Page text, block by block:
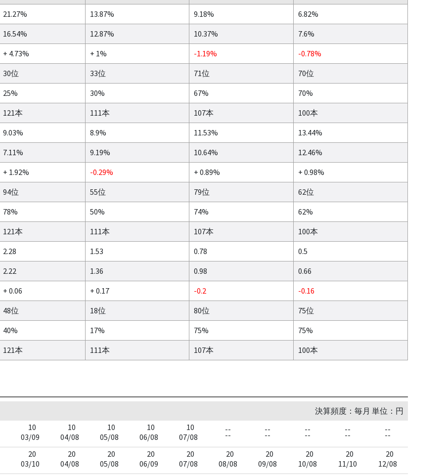
21.27% 13.87% 9.18%
6.82%
16.54% 12.87% 10.37%
7.6%
+ 4.73% + 1% -1.19%
-0.78%
30位 33位 71位
70位
25% 30% 67%
70%
121本 111本 107本
100本
9.03% 8.9% 11.53%
13.44%
7.11% 9.19% 10.64%
12.46%
+ 1.92% -0.29% + 0.89%
+ 0.98%
94位 55位 79位
62位
78% 50% 74%
62%
121本 111本 107本
100本
2.28 1.53 0.78
0.5
2.22 1.36 0.98
0.66
+ 0.06 + 0.17 -0.2
-0.16
48位 18位 80位
75位
40% 17% 75%
75%
121本 111本 107本 100本
決算頻度：毎月 単位：円
10
03/09
10
04/08
10
05/08
10
06/08
10
07/08
--
--
--
--
--
--
--
--
--
--
20
03/10
20
04/08
20
05/08
20
06/09
20
07/08
20
08/08
20
09/08
20
10/08
20
11/10
20
12/08